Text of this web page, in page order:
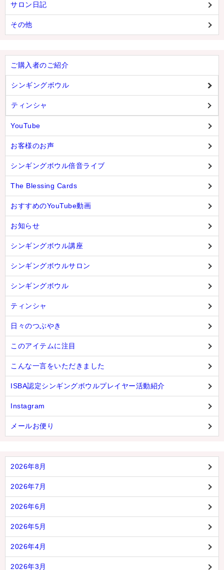
サロン日記
その他
ご購入者のご紹介
シンギングボウル
ティンシャ
YouTube
お客様のお声
シンギングボウル倍音ライブ
The Blessing Cards
おすすめのYouTube動画
お知らせ
シンギングボウル講座
シンギングボウルサロン
シンギングボウル
ティンシャ
日々のつぶやき
このアイテムに注目
こんな一言をいただきました
ISBA認定シンギングボウルプレイヤー活動紹介
Instagram
メールお便り
2026年8月
2026年7月
2026年6月
2026年5月
2026年4月
2026年3月